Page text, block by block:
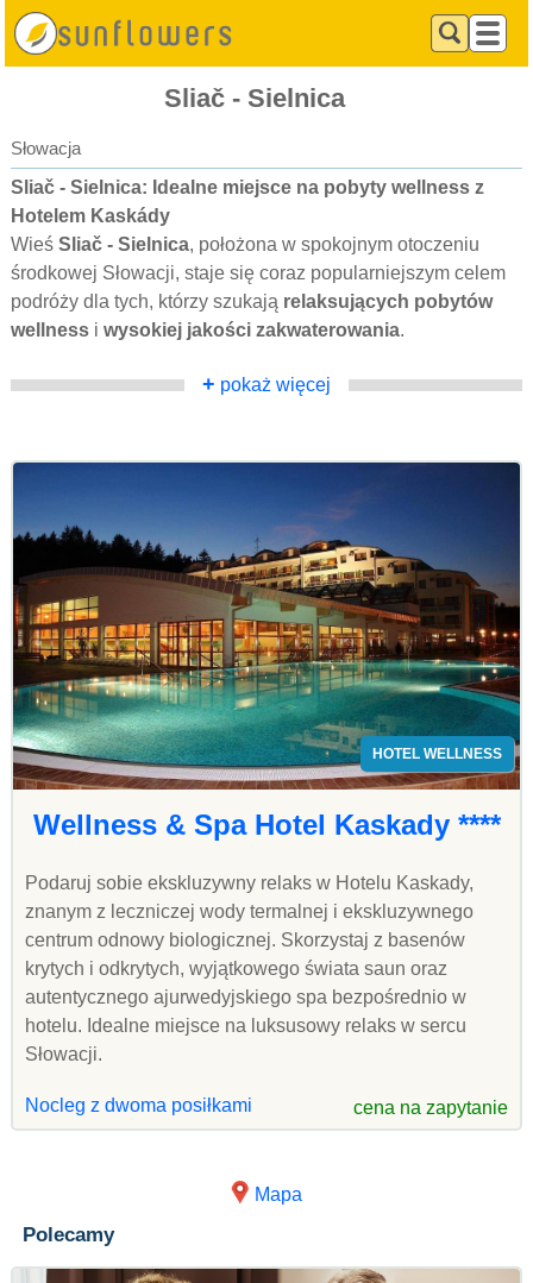
Sliač - Sielnica
Słowacja
Sliač - Sielnica: Idealne miejsce na pobyty wellness z
Hotelem Kaskády
Wieś Sliač - Sielnica, położona w spokojnym otoczeniu
środkowej Słowacji, staje się coraz popularniejszym celem
podróży dla tych, którzy szukają relaksujących pobytów
wellness i wysokiej jakości zakwaterowania.
+ pokaż więcej
HOTEL WELLNESS
Wellness & Spa Hotel Kaskady ****
Podaruj sobie ekskluzywny relaks w Hotelu Kaskady,
znanym z leczniczej wody termalnej i ekskluzywnego
centrum odnowy biologicznej. Skorzystaj z basenów
krytych i odkrytych, wyjątkowego świata saun oraz
autentycznego ajurwedyjskiego spa bezpośrednio w
hotelu. Idealne miejsce na luksusowy relaks w sercu
Słowacji.
Nocleg z dwoma posiłkami cena na zapytanie
Mapa
Polecamy